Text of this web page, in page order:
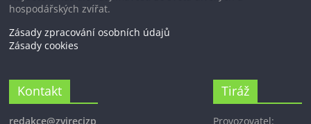
hospodářských zvířat.
Zásady zpracování osobních údajů
Zásady cookies
Kontakt
redakce@zvirecizp
Tiráž
Provozovatel: